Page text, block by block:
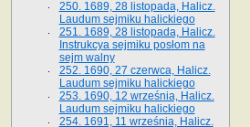
250. 1689, 28 listopada, Halicz.
Laudum sejmiku halickiego
251. 1689, 28 listopada, Halicz.
Instrukcya sejmiku posłom na
sejm walny
252. 1690, 27 czerwca, Halicz.
Laudum sejmiku halickiego
253. 1690, 12 września, Halicz.
Laudum sejmiku halickiego
254. 1691, 11 września, Halicz.